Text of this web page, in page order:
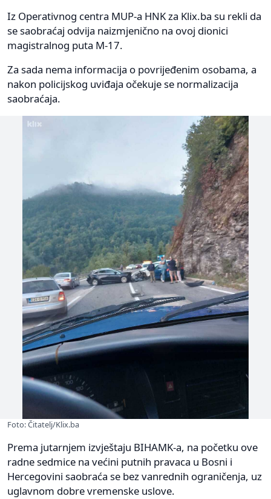
Iz Operativnog centra MUP-a HNK za Klix.ba su rekli da
se saobraćaj odvija naizmjenično na ovoj dionici
magistralnog puta M-17.
Za sada nema informacija o povrijeđenim osobama, a
nakon policijskog uviđaja očekuje se normalizacija
saobraćaja.
Foto: Čitatelj/Klix.ba
Prema jutarnjem izvještaju BIHAMK-a, na početku ove
radne sedmice na većini putnih pravaca u Bosni i
Hercegovini saobraća se bez vanrednih ograničenja, uz
uglavnom dobre vremenske uslove.